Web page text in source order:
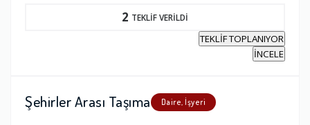
2 TEKLİF VERİLDİ
TEKLİF TOPLANIYOR
İNCELE
Şehirler Arası Taşıma Daire, İşyeri